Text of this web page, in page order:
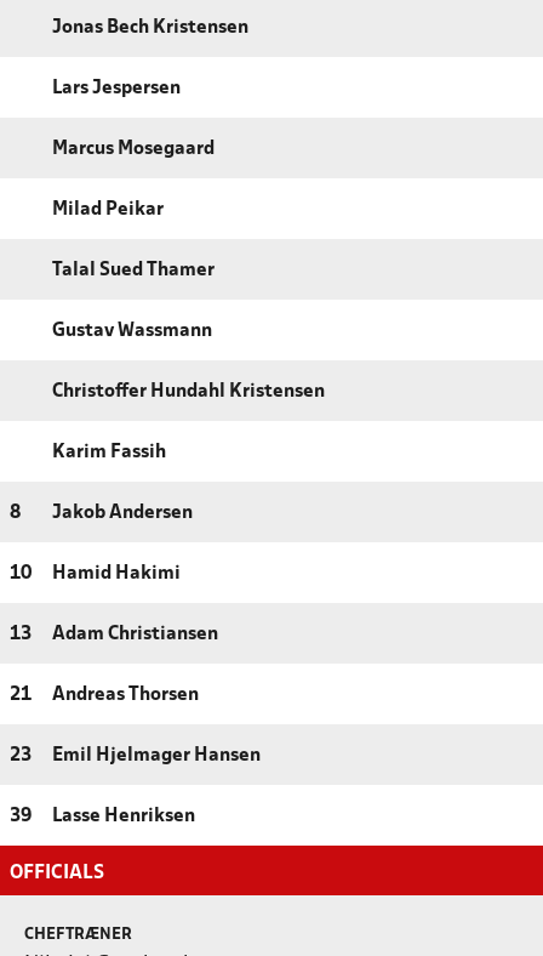
Jonas Bech Kristensen
Lars Jespersen
Marcus Mosegaard
Milad Peikar
Talal Sued Thamer
Gustav Wassmann
Christoffer Hundahl Kristensen
Karim Fassih
8 Jakob Andersen
10 Hamid Hakimi
13 Adam Christiansen
21 Andreas Thorsen
23 Emil Hjelmager Hansen
39 Lasse Henriksen
OFFICIALS
CHEFTRÆNER